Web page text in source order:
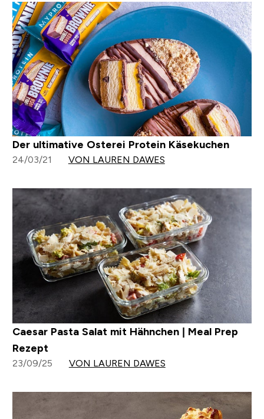
Der ultimative Osterei Protein Käsekuchen
24/03/21 VON LAUREN DAWES
Caesar Pasta Salat mit Hähnchen | Meal Prep
Rezept
23/09/25 VON LAUREN DAWES